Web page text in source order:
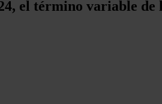
el término variable